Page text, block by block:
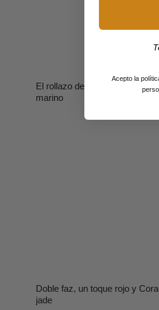
El rollazo de Marta Vera y
marino
Doble faz, un toque rojo y
jade
Acepto la